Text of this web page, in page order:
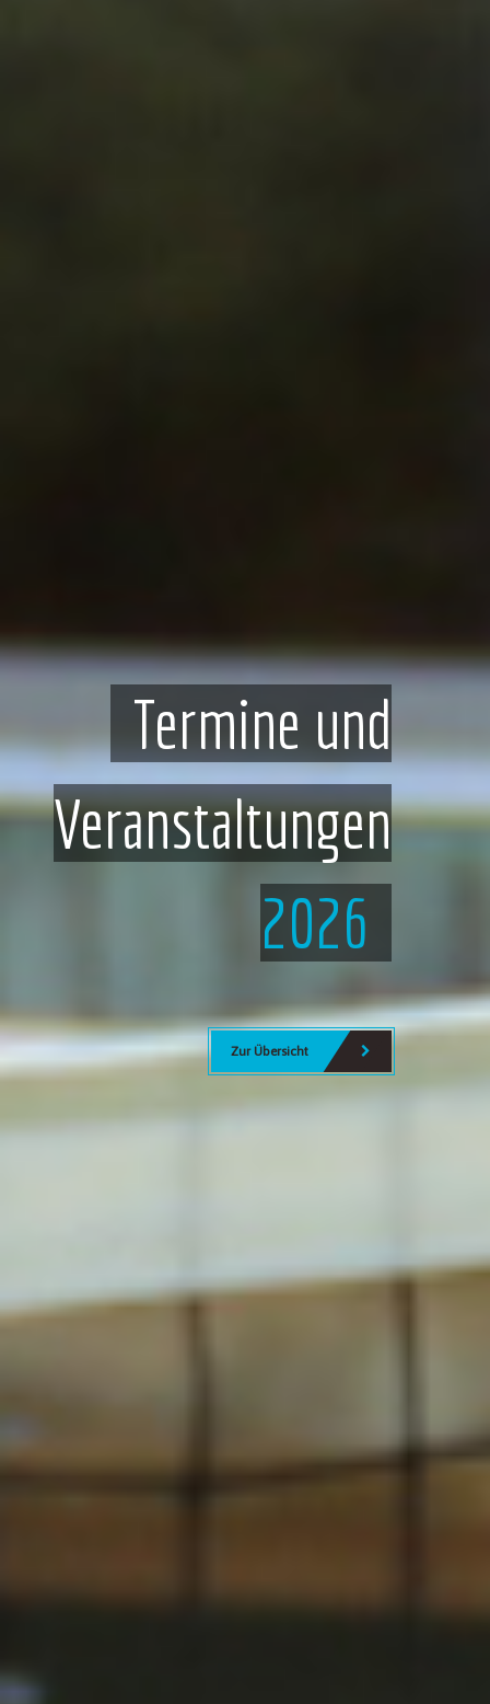
Termine und
Veranstaltungen
2026
Zur Übersicht
Leidenschaft und
Freude
Fußball für Jung und Alt
Zu den Teams
Spiele.Habe
spaß.
Volleyball für Damen und Herren
Unsere Volleyball Abteilung